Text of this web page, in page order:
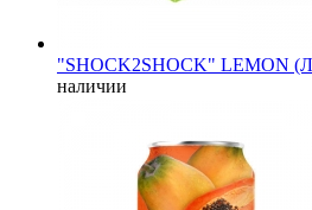
"SHOCK2SHOCK" LEMON
наличии